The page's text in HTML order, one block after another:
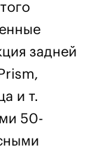
задней
и т.
50-